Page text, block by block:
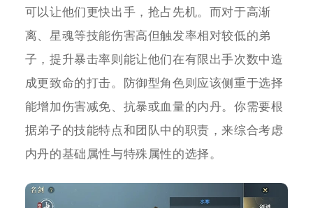
可以让他们更快出手，抢占先机。而对于高渐
离、星魂等技能伤害高但触发率相对较低的弟
子，提升暴击率则能让他们在有限出手次数中造
成更致命的打击。防御型角色则应该侧重于选择
能增加伤害减免、抗暴或血量的内丹。你需要根
据弟子的技能特点和团队中的职责，来综合考虑
内丹的基础属性与特殊属性的选择。